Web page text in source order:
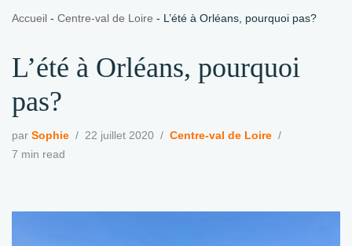
Accueil - Centre-val de Loire - L’été à Orléans, pourquoi pas?
L’été à Orléans, pourquoi
pas?
par Sophie 22 juillet 2020
Centre-val de Loire
7 min read